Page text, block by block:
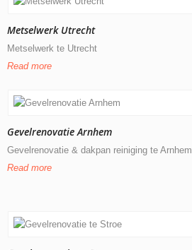
Metselwerk Utrecht
Metselwerk te Utrecht
Read more
Gevelrenovatie Arnhem
Gevelrenovatie & dakpan reiniging te Arnhem
Read more